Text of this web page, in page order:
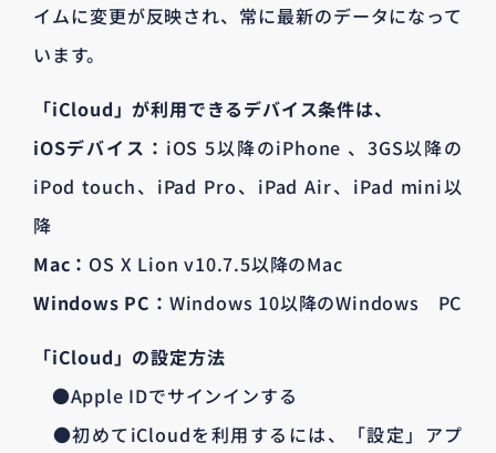
イムに変更が反映され、常に最新のデータになって
います。
「iCloud」が利用できるデバイス条件は、
iOSデバイス： iOS 5以降のiPhone 、3GS以降の
iPod touch、iPad Pro、iPad Air、iPad mini以
降
Mac： OS X Lion v10.7.5以降のMac
Windows PC： Windows 10以降のWindows PC
「iCloud」の設定方法
●Apple IDでサインインする
●初めてiCloudを利用するには、「設定」アプ